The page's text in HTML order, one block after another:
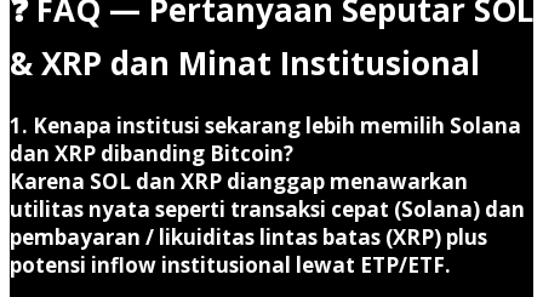
❓ FAQ — Pertanyaan Seputar SOL
& XRP dan Minat Institusional
1. Kenapa institusi sekarang lebih memilih Solana
dan XRP dibanding Bitcoin?
Karena SOL dan XRP dianggap menawarkan
utilitas nyata seperti transaksi cepat (Solana) dan
pembayaran / likuiditas lintas batas (XRP) plus
potensi inflow institusional lewat ETP/ETF.